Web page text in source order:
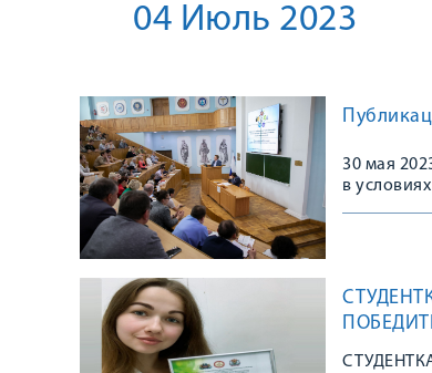
04 Июль 2023
30 мая
в